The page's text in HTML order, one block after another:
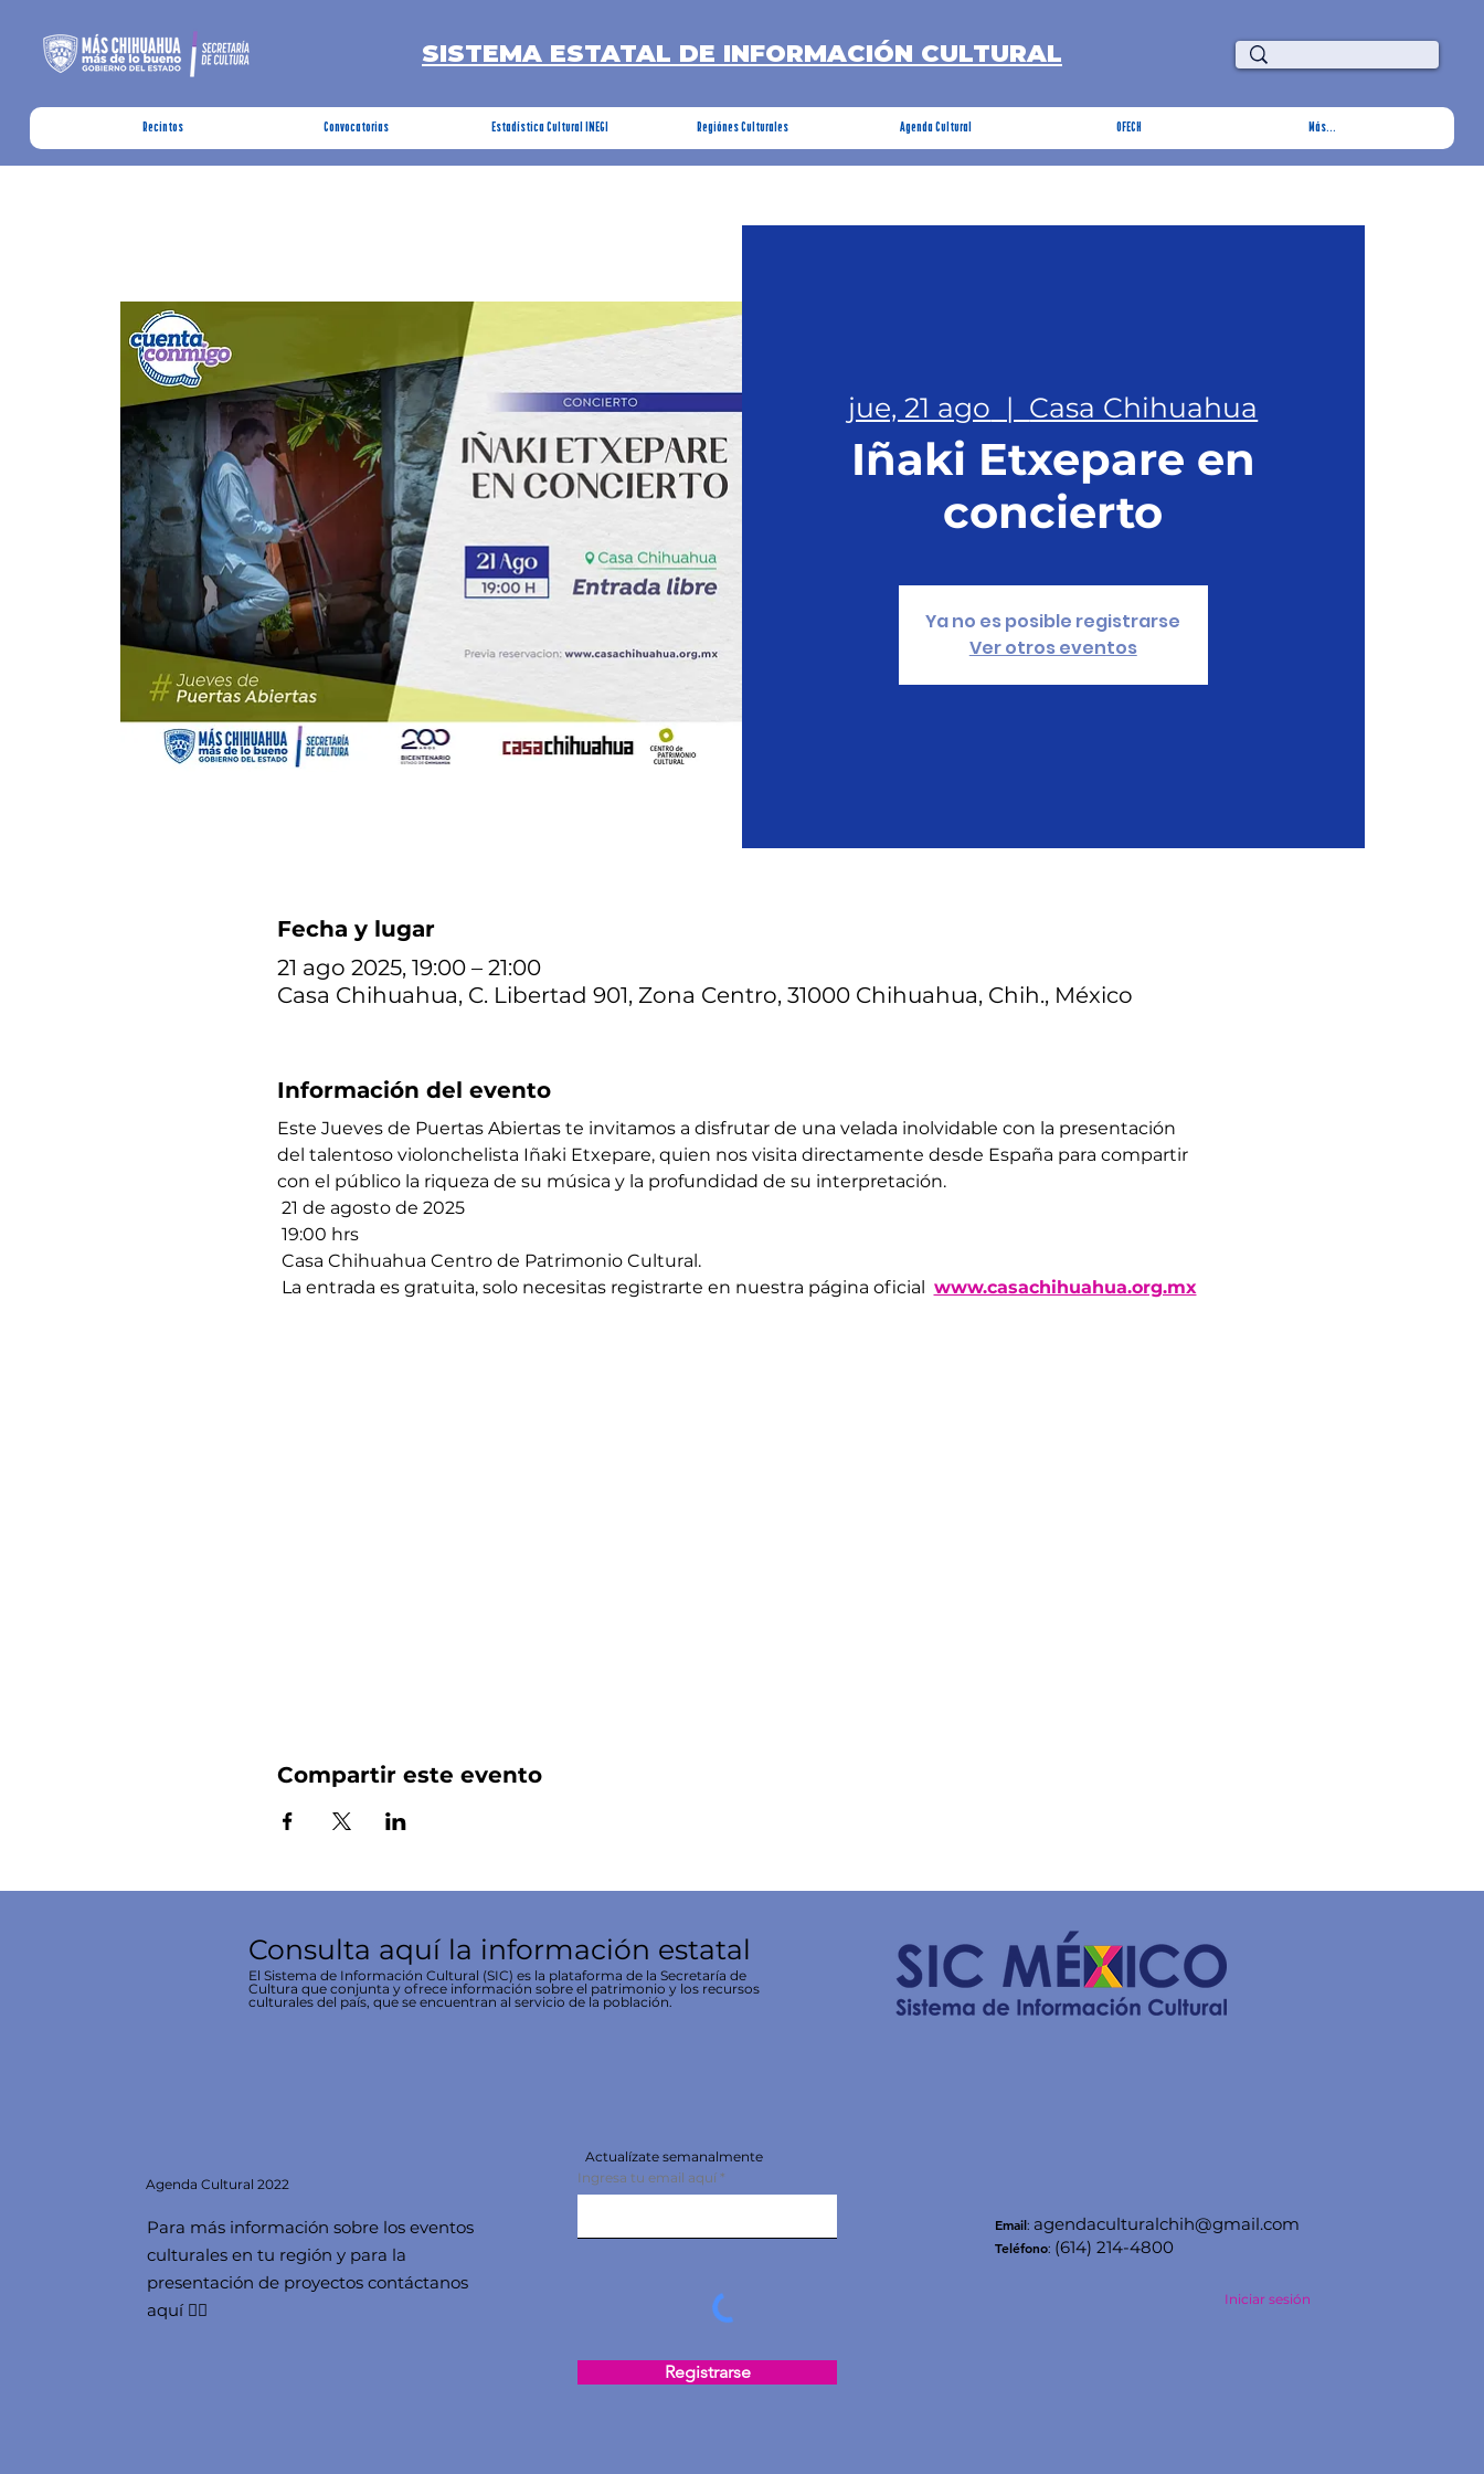
SISTEMA ESTATAL DE INFORMACIÓN CULTURAL
Recintos Convocatorias Estadística Cultural INEGI Regiónes Culturales Agenda Cultural OFECH Más...
jue, 21 ago
  |
Casa Chihuahua
Iñaki Etxepare en
concierto
Ya no es posible registrarse
Ver otros eventos
Fecha y lugar
21 ago 2025, 19:00 – 21:00
Casa Chihuahua, C. Libertad 901, Zona Centro, 31000 Chihuahua, Chih., México
Información del evento
Este Jueves de Puertas Abiertas te invitamos a disfrutar de una velada inolvidable con la presentación
del talentoso violonchelista Iñaki Etxepare, quien nos visita directamente desde España para compartir
con el público la riqueza de su música y la profundidad de su interpretación.
21 de agosto de 2025
19:00 hrs
Casa Chihuahua Centro de Patrimonio Cultural.
La entrada es gratuita, solo necesitas registrarte en nuestra página oficial www.casachihuahua.org.mx
Compartir este evento
Consulta aquí la información estatal
El Sistema de Información Cultural (SIC) es la plataforma de la Secretaría de
Cultura que conjunta y ofrece información sobre el patrimonio y los recursos
culturales del país, que se encuentran al servicio de la población.
AgendaCultural 2022
Para más información sobre los eventos
culturales en tu región y para la
presentación de proyectos contáctanos
aquí 👇🏻
Actualízate semanalmente
Ingresa tu email aquí
Registrarse
Iniciar sesión
Email: agendaculturalchih@gmail.com
Teléfono: (614) 214-4800